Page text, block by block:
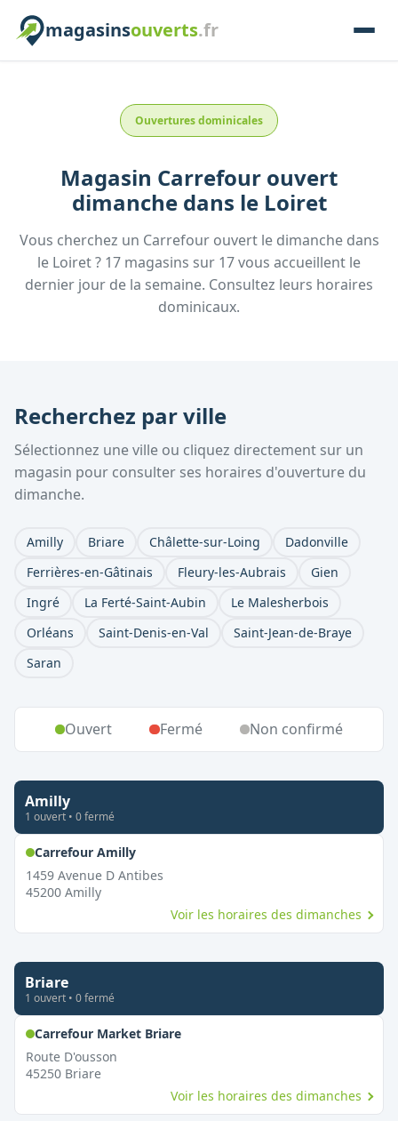
magasinsouverts.fr
Ouvertures dominicales
Magasin Carrefour ouvert
dimanche dans le Loiret
Vous cherchez un Carrefourouvert le dimanche dans
le Loiret? 17 magasins sur 17vous accueillent le
dernier jour de la semaine. Consultez leurs horaires
dominicaux.
Recherchez par ville
Sélectionnez une ville ou cliquez directement sur un
magasin pour consulter ses horaires d'ouverture du
dimanche.
Amilly Briare Châlette-sur-Loing
Dadonville
Ferrières-en-Gâtinais
Fleury-les-Aubrais
Gien
Ingré
La Ferté-Saint-Aubin
Le Malesherbois
Orléans
Saint-Denis-en-Val
Saint-Jean-de-Braye
Saran
Ouvert Fermé Non confirmé
Amilly
1 ouvert • 0fermé
Carrefour Amilly,
1459 Avenue D Antibes
45200 Amilly
Voir les horaires des dimanches
Briare
1 ouvert • 0fermé
Carrefour Market Briare,
Route D'ousson
45250 Briare
Voir les horaires des dimanches